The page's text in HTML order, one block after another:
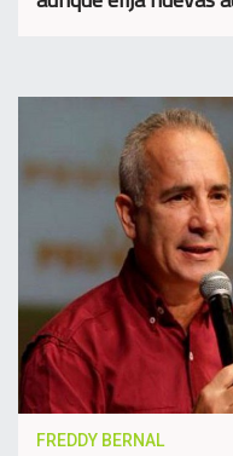
FREDDY BERNAL